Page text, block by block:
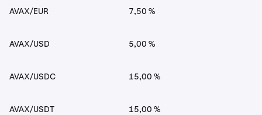
AVAX/EUR 7,50 %
AVAX/USD 5,00 %
AVAX/USDC 15,00 %
AVAX/USDT 15,00 %